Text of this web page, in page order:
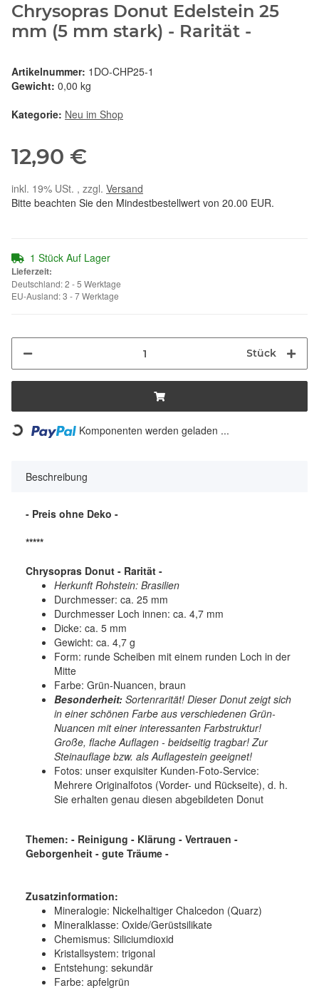
Chrysopras Donut Edelstein 25
mm (5 mm stark) - Rarität -
Artikelnummer: 1DO-CHP25-1
Gewicht: 0,00 kg
Kategorie: Neu im Shop
12,90 €
inkl. 19% USt. , zzgl. Versand
Bitte beachten Sie den Mindestbestellwert von 20.00 EUR.
1 Stück Auf Lager
Lieferzeit:
Deutschland: 2 - 5 Werktage
EU-Ausland: 3 - 7 Werktage
Stück
Loading... Komponenten werden geladen ...
Beschreibung
- Preis ohne Deko -
*****
Chrysopras Donut - Rarität -
Herkunft Rohstein: Brasilien
Durchmesser: ca. 25 mm
Durchmesser Loch innen: ca. 4,7 mm
Dicke: ca. 5 mm
Gewicht: ca. 4,7 g
Form: runde Scheiben mit einem runden Loch in der
Mitte
Farbe: Grün-Nuancen, braun
Besonderheit: Sortenrarität! Dieser Donut zeigt sich
in einer schönen Farbe aus verschiedenen Grün-
Nuancen mit einer interessanten Farbstruktur!
Große, flache Auflagen - beidseitig tragbar! Zur
Steinauflage bzw. als Auflagestein geeignet!
Fotos: unser exquisiter Kunden-Foto-Service:
Mehrere Originalfotos (Vorder- und Rückseite), d. h.
Sie erhalten genau diesen abgebildeten Donut
Themen: - Reinigung - Klärung - Vertrauen -
Geborgenheit - gute Träume -
Zusatzinformation:
Mineralogie: Nickelhaltiger Chalcedon (Quarz)
Mineralklasse: Oxide/Gerüstsilikate
Chemismus: Siliciumdioxid
Kristallsystem: trigonal
Entstehung: sekundär
Farbe: apfelgrün